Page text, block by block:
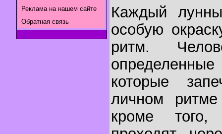
Реклама на нашем сайте
Обратная связь
Каждый
особую
ритм.
которые
личном
кроме